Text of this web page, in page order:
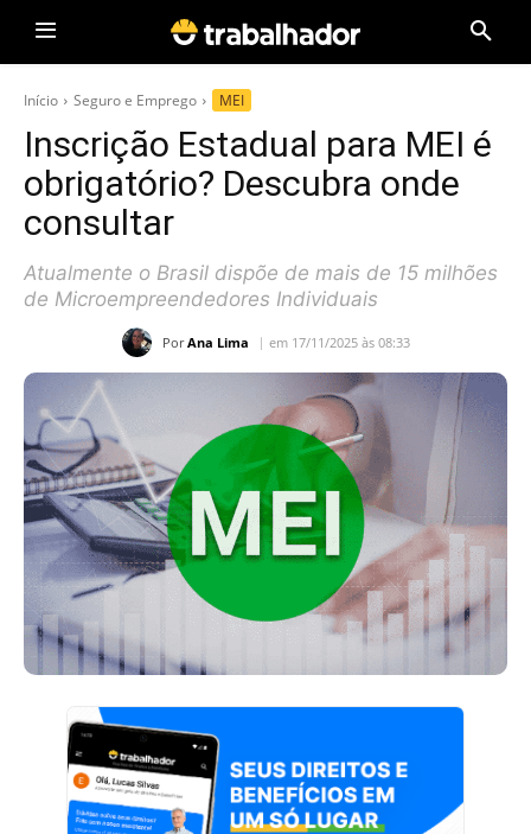
Início Seguro e Emprego MEI
Inscrição Estadual para MEI é
obrigatório? Descubra onde
consultar
Atualmente o Brasil dispõe de mais de 15 milhões
de Microempreendedores Individuais
Por Ana Lima em 17/11/2025 às 08:33